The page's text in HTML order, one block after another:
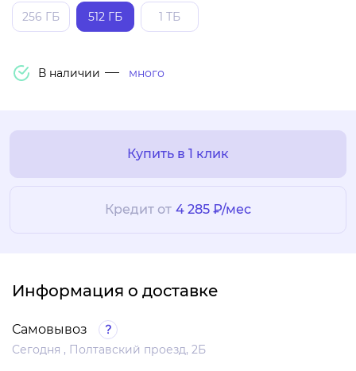
256 ГБ 512 ГБ 1 ТБ
Купить в 1 клик
Кредит от 4 285 ₽/мес
В наличии много
Информация о доставке
Самовывоз
Сегодня , Полтавский проезд, 2Б